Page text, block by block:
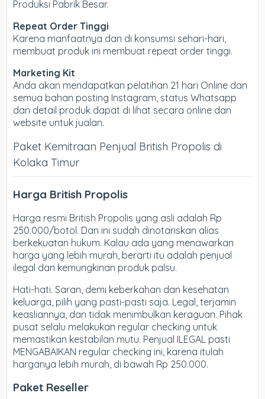
Produksi Pabrik Besar.
Repeat Order Tinggi
Karena manfaatnya dan di konsumsi sehari-hari,
membuat produk ini membuat repeat order tinggi.
Marketing Kit
Anda akan mendapatkan pelatihan 21 hari Online dan
semua bahan posting Instagram, status Whatsapp
dan detail produk dapat di lihat secara online dan
website untuk jualan.
Paket Kemitraan Penjual British Propolis di
Kolaka Timur
Harga British Propolis
Harga resmi British Propolis yang asli adalah Rp
250.000/botol. Dan ini sudah dinotariskan alias
berkekuatan hukum. Kalau ada yang menawarkan
harga yang lebih murah, berarti itu adalah penjual
ilegal dan kemungkinan produk palsu.
Hati-hati. Saran, demi keberkahan dan kesehatan
keluarga, pilih yang pasti-pasti saja. Legal, terjamin
keasliannya, dan tidak menimbulkan keraguan. Pihak
pusat selalu melakukan regular checking untuk
memastikan kestabilan mutu. Penjual ILEGAL pasti
MENGABAIKAN regular checking ini, karena itulah
harganya lebih murah, di bawah Rp 250.000.
Paket Reseller